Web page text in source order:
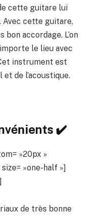
cette guitare lui
cette guitare,
bon accordage. L’on
le lieu avec
instrument est
de l’acoustique.
✔️
»20px »
»one-half »]
de très bonne